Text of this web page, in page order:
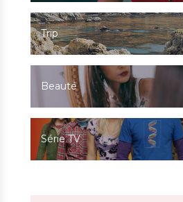
Trip
Beauté
Série TV